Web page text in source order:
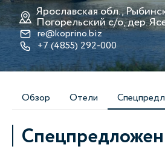
Ярославская обл.,
Погорельский с/о, дер.
re@koprino.biz
+7 (4855) 292-000
Обзор Отели